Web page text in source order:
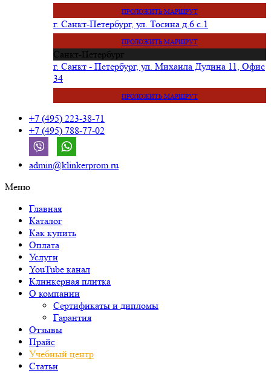
ПРОЛОЖИТЬ МАРШРУТ
г. Санкт-Петербург, ул. Тосина д.6 с.1
ПРОЛОЖИТЬ МАРШРУТ
Санкт-Петербург
г. Санкт - Петербург, ул. Михаила Дудина 11, Офис
34
ПРОЛОЖИТЬ МАРШРУТ
+7 (495) 223-38-71
+7 (495) 788-77-02
admin@klinkerprom.ru
Меню
Главная
Каталог
Как купить
Оплата
Услуги
YouTube канал
Клинкерная плитка
О компании
Сертификаты и дипломы
Гарантия
Отзывы
Прайс
Учебный центр
Статьи